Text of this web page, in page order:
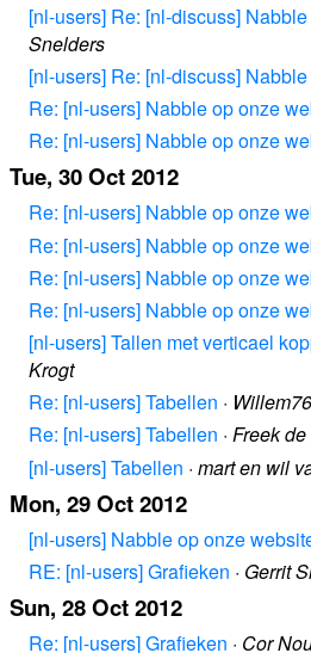
[nl-users] Re: [nl-discuss]
Snelders
[nl-users] Re: [nl-discuss]
Re: [nl-users] Nabble op onze
Re: [nl-users] Nabble op onze
Tue, 30 Oct 2012
Re: [nl-users] Nabble op onze
Re: [nl-users] Nabble op onze
Re: [nl-users] Nabble op onze
Re: [nl-users] Nabble op onze
[nl-users] Tallen met verticael
Krogt
Re: [nl-users] Tabellen · Willem76
Re: [nl-users] Tabellen · Freek
[nl-users] Tabellen · mart en wil
Mon, 29 Oct 2012
[nl-users] Nabble op onze
RE: [nl-users] Grafieken · Gerrit
Sun, 28 Oct 2012
Re: [nl-users] Grafieken · Cor